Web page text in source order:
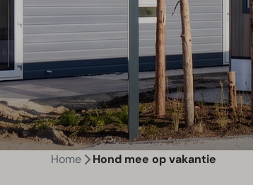
Home Hond mee op vakantie